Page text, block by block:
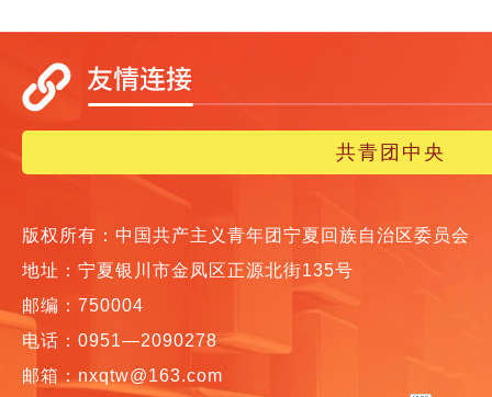
共青团中央
版权所有：中国共产主义青年团宁夏回族自治区委员会
地址：宁夏银川市金凤区正源北街135号
邮编：750004
电话：0951—2090278
邮箱：nxqtw@163.com